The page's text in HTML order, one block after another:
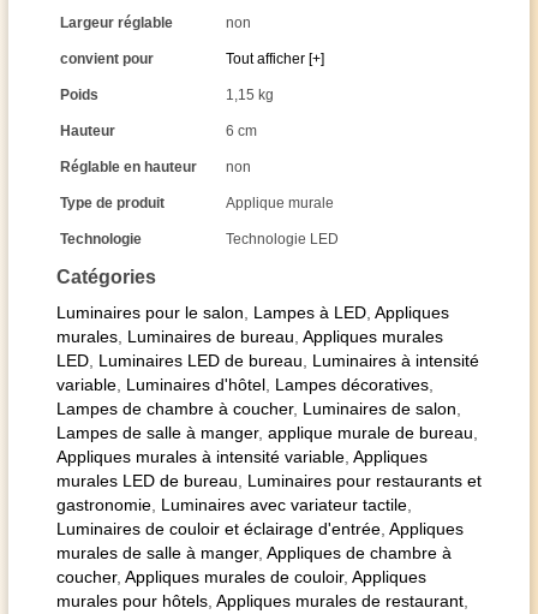
Catégories
Luminaires pour le salon Lampes à LED Appliques
murales Luminaires de bureau Appliques murales
LED Luminaires LED de bureau
Luminaires à intensité
variable Luminaires d'hôtel Lampes décoratives
Lampes de chambre à coucher, Luminaires de salon
Lampes de salle à manger, applique murale de bureau
Appliques murales à intensité variable Appliques
murales LED de bureau
Luminaires pour restaurants et
gastronomie Luminaires avec variateur tactile
Luminaires de couloir et éclairage d'entrée Appliques
murales de salle à manger, Appliques de chambre à
coucher, Appliques murales de couloir, Appliques
murales pour hôtels Appliques murales de restaurant
Largeur réglable non
convient pour Tout afficher [+]
Poids 1,15 kg
Hauteur 6 cm
Réglable en hauteur non
Type de produit Applique murale
Technologie Technologie LED